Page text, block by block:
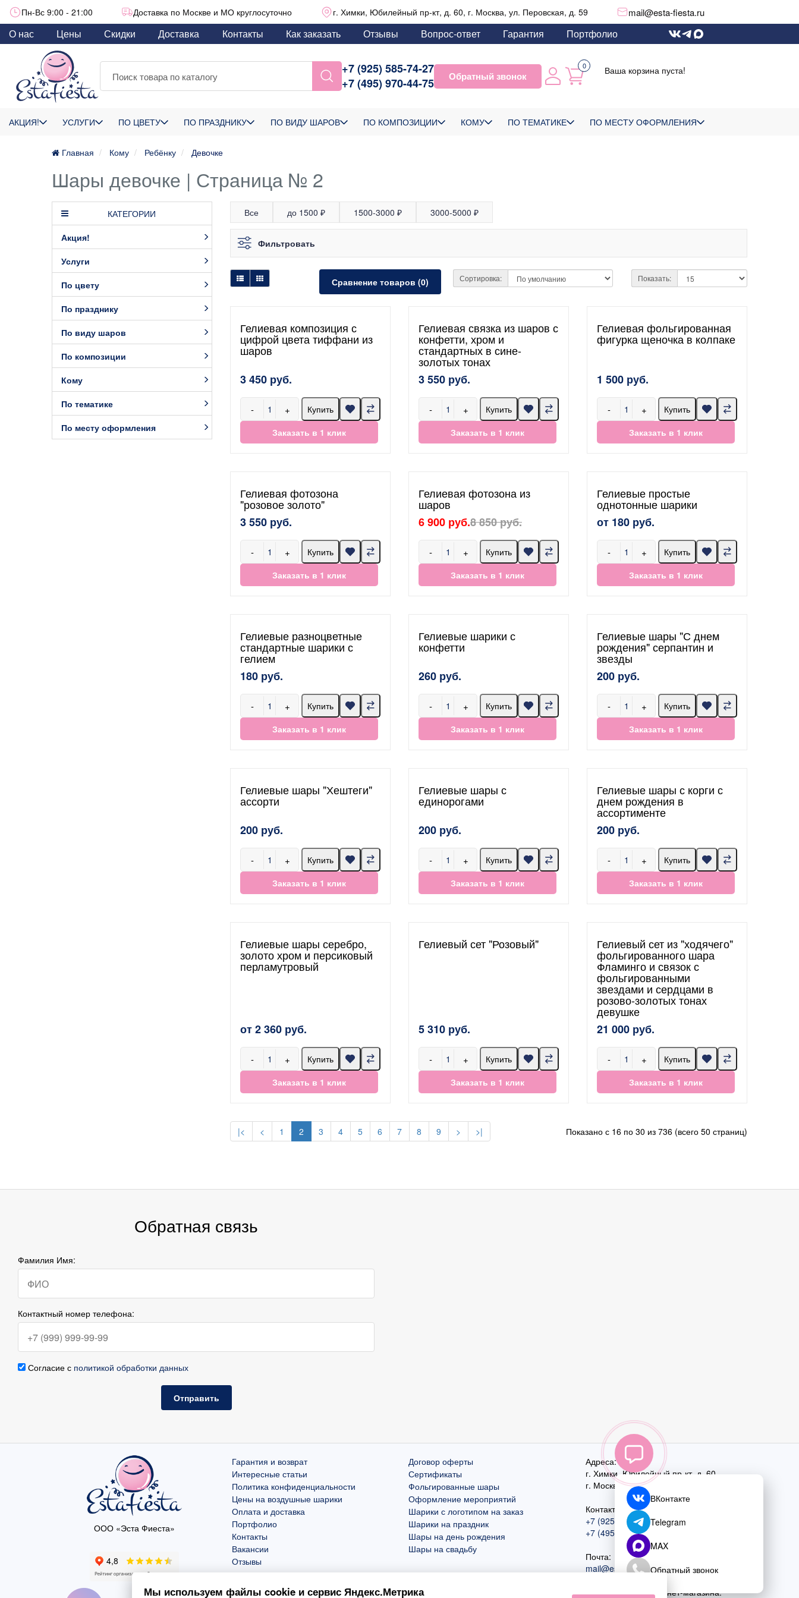
Пн-Вс 9:00 - 21:00 Доставка по Москве и МО круглосуточно г. Химки, Юбилейный пр-кт, д. 60, г. Москва, ул. Перовская, д. 59 mail@esta-fiesta.ru
О нас Цены Скидки Доставка Контакты Как заказать Отзывы Вопрос-ответ Гарантия Портфолио
+7 (925) 585-74-27
+7 (495) 970-44-75
Обратный звонок
0 Ваша корзина пуста!
АКЦИЯ! УСЛУГИ ПО ЦВЕТУ ПО ПРАЗДНИКУ ПО ВИДУ ШАРОВ ПО КОМПОЗИЦИИ КОМУ ПО ТЕМАТИКЕ ПО МЕСТУ ОФОРМЛЕНИЯ
Главная Кому Ребёнку Девочке
Шары девочке | Страница № 2
КАТЕГОРИИ
Акция!
Услуги
По цвету
По празднику
По виду шаров
По композиции
Кому
По тематике
По месту оформления
Все до 1500 ₽ 1500-3000 ₽ 3000-5000 ₽
Фильтровать
Сравнение товаров (0) Сортировка: Показать:
Гелиевая композиция с
цифрой цвета тиффани из
шаров
3 450 руб.
- +
Купить
Заказать в 1 клик
Гелиевая связка из шаров с
конфетти, хром и
стандартных в сине-
золотых тонах
3 550 руб.
- +
Купить
Заказать в 1 клик
Гелиевая фольгированная
фигурка щеночка в колпаке
1 500 руб.
- +
Купить
Заказать в 1 клик
Гелиевая фотозона
"розовое золото"
3 550 руб.
- +
Купить
Заказать в 1 клик
Гелиевая фотозона из
шаров
6 900 руб.8 850 руб.
- +
Купить
Заказать в 1 клик
Гелиевые простые
однотонные шарики
от 180 руб.
- +
Купить
Заказать в 1 клик
Гелиевые разноцветные
стандартные шарики с
гелием
180 руб.
- +
Купить
Заказать в 1 клик
Гелиевые шарики с
конфетти
260 руб.
- +
Купить
Заказать в 1 клик
Гелиевые шары "С днем
рождения" серпантин и
звезды
200 руб.
- +
Купить
Заказать в 1 клик
Гелиевые шары "Хештеги"
ассорти
200 руб.
- +
Купить
Заказать в 1 клик
Гелиевые шары с
единорогами
200 руб.
- +
Купить
Заказать в 1 клик
Гелиевые шары с корги с
днем рождения в
ассортименте
200 руб.
- +
Купить
Заказать в 1 клик
Гелиевые шары серебро,
золото хром и персиковый
перламутровый
от 2 360 руб.
- +
Купить
Заказать в 1 клик
Гелиевый сет "Розовый"
5 310 руб.
- +
Купить
Заказать в 1 клик
Гелиевый сет из "ходячего"
фольгированного шара
Фламинго и связок с
фольгированными
звездами и сердцами в
розово-золотых тонах
девушке
21 000 руб.
- +
Купить
Заказать в 1 клик
|< < 1 2 3 4 5 6 7 8 9 > >| Показано с 16 по 30 из 736 (всего 50 страниц)
Обратная связь
Фамилия Имя:
Контактный номер телефона:
Согласие с политикой обработки данных
Отправить
ООО «Эста Фиеста»
Гарантия и возврат
Интересные статьи
Политика конфиденциальности
Цены на воздушные шарики
Оплата и доставка
Портфолио
Контакты
Вакансии
Отзывы
Договор оферты
Сертификаты
Фольгированные шары
Оформление мероприятий
Шарики с логотипом на заказ
Шарики на праздник
Шары на день рождения
Шары на свадьбу
Адреса:
г. Химки, Юбилейный пр-кт, д. 60
г. Москва,ул. Перовская, д. 59
Контактный номер:
+7 (925) 585-74-27
+7 (495) 970-44-75
Почта:
mail@esta-fiesta.ru
Режим работы интернет-магазина:
ВКонтакте
Telegram
MAX
Обратный звонок
Мы используем файлы cookie и сервис Яндекс.Метрика